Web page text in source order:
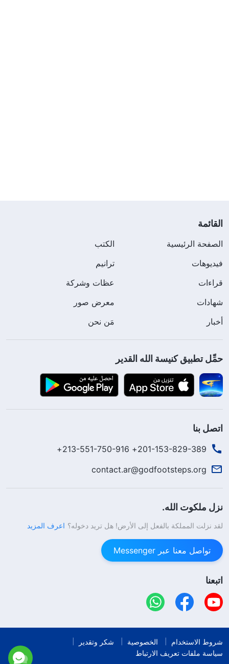
القائمة
الصفحة الرئيسية
الكتب
فيديوهات
ترانيم
قراءات
عظات وشركة
شهادات
معرض صور
أخبار
مَن نحن
حمِّل تطبيق كنيسة الله القدير
اتصل بنا
201-153-829-389+ 213-551-750-916+
contact.ar@godfootsteps.org
نزل ملكوت الله.
لقد نزلت المملكة بالفعل إلى الأرض! هل تريد دخوله؟ اعرف المزيد
تواصل معنا عبر Messenger
اتبعنا
شروط الاستخدام الخصوصية
شكر وتقدير
سياسة ملفات تعريف الارتباط